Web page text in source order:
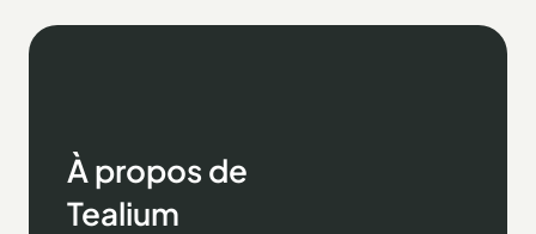
À propos de
Tealium